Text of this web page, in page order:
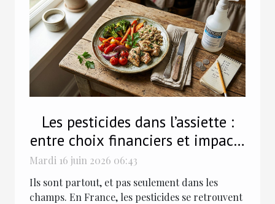
Les pesticides dans l’assiette :
entre choix financiers et impacts
santé
Mardi 16 juin 2026 06:43
Ils sont partout, et pas seulement dans les
champs. En France, les pesticides se retrouvent